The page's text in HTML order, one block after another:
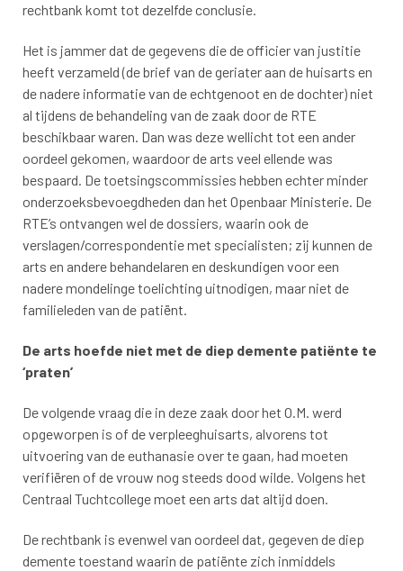
rechtbank komt tot dezelfde conclusie.
Het is jammer dat de gegevens die de officier van justitie
heeft verzameld (de brief van de geriater aan de huisarts en
de nadere informatie van de echtgenoot en de dochter) niet
al tijdens de behandeling van de zaak door de RTE
beschikbaar waren. Dan was deze wellicht tot een ander
oordeel gekomen, waardoor de arts veel ellende was
bespaard. De toetsingscommissies hebben echter minder
onderzoeksbevoegdheden dan het Openbaar Ministerie. De
RTE’s ontvangen wel de dossiers, waarin ook de
verslagen/correspondentie met specialisten; zij kunnen de
arts en andere behandelaren en deskundigen voor een
nadere mondelinge toelichting uitnodigen, maar niet de
familieleden van de patiënt.
De arts hoefde niet met de diep demente patiënte te
‘praten’
De volgende vraag die in deze zaak door het O.M. werd
opgeworpen is of de verpleeghuisarts, alvorens tot
uitvoering van de euthanasie over te gaan, had moeten
verifiëren of de vrouw nog steeds dood wilde. Volgens het
Centraal Tuchtcollege moet een arts dat altijd doen.
De rechtbank is evenwel van oordeel dat, gegeven de diep
demente toestand waarin de patiënte zich inmiddels